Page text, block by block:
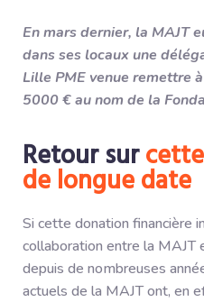
En mars dernier, la MAJT
dans ses locaux une
Lille PME venue remettre
5000 € au nom de la
Retour sur
de longue date
Si cette donation financière
collaboration entre la
depuis de nombreuses
actuels de la MAJT ont, en